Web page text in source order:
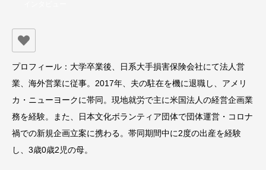
プロフィール：大学卒業後、日系大手損害保険会社にて法人営
業、海外営業に従事。2017年、夫の駐在を機に退職し、アメリ
カ・ニューヨークに帯同。現地就労で主に米国法人の経営企画業
務を経験。また、日本文化ボランティア団体で団体運営・コロナ
禍での新規企画立案に携わる。帯同期間中に2度の出産を経験
し、3歳0歳2児の母。